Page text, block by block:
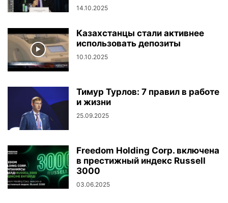
14.10.2025
Казахстанцы стали активнее
использовать депозиты
10.10.2025
Тимур Турлов: 7 правил в работе
и жизни
25.09.2025
Freedom Holding Corp. включена
в престижный индекс Russell
3000
03.06.2025